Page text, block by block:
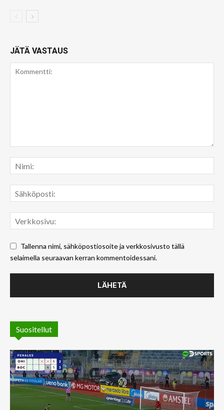
JÄTÄ VASTAUS
Tallenna nimi, sähköpostiosoite ja verkkosivusto tällä
selaimella seuraavan kerran kommentoidessani.
Suositellut